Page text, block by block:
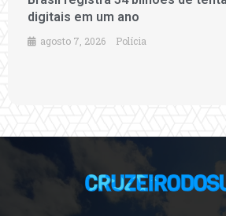
digitais em um ano
agosto 7, 2026 Polícia